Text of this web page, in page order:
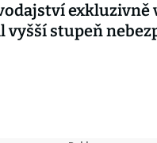
exkluzivně
vyšší stupeň